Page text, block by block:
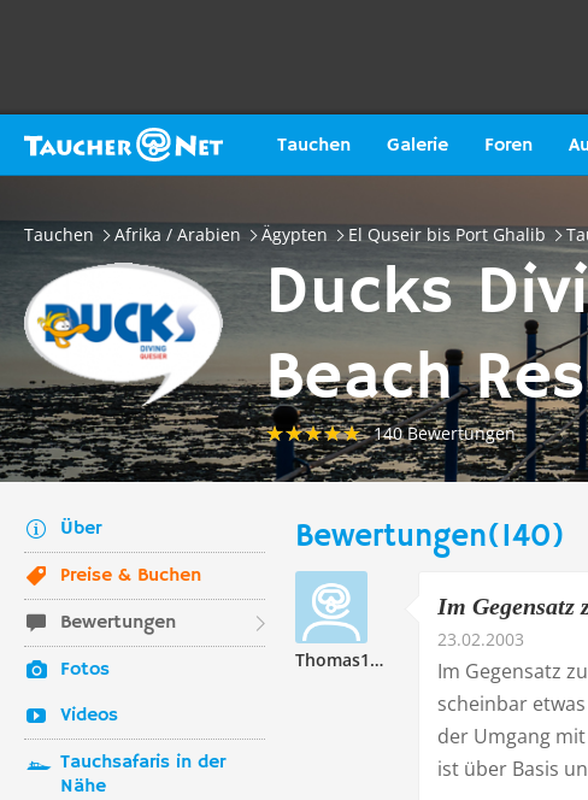
Tauchen Galerie Foren
Tauchen Afrika / Arabien Ägypten El Quseir bis Port Ghalib
Ducks
Beach
140 Bewertungen
Über
Preise & Buchen
Bewertungen
Fotos
Videos
Tauchsafaris in der
Nähe
Bewertungen(140)
Thomas193115
Im Gegensatz
23.02.2003
Im Gegensatz
scheinbar
der Umgang
ist über Basis